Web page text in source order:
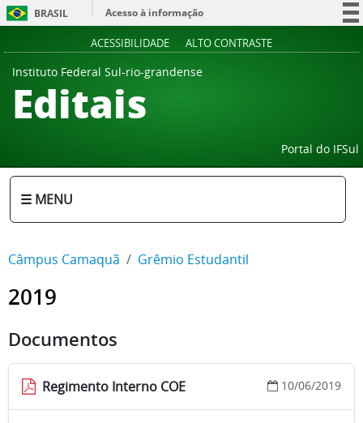
BRASIL
Acesso à informação
ACESSIBILIDADE ALTO CONTRASTE
Instituto Federal Sul-rio-grandense
Editais
Portal do IFSul
☰ MENU
Câmpus Camaquã Grêmio Estudantil
2019
Documentos
Regimento Interno COE 10/06/2019